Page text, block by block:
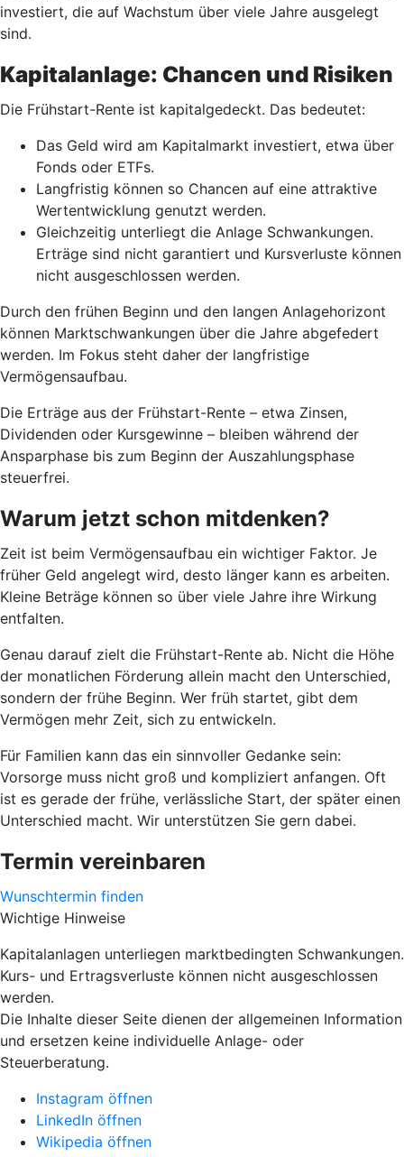
investiert, die auf Wachstum über viele Jahre ausgelegt
sind.
Kapitalanlage: Chancen und Risiken
Die Frühstart-Rente ist kapitalgedeckt. Das bedeutet:
Das Geld wird am Kapitalmarkt investiert, etwa über
Fonds oder ETFs.
Langfristig können so Chancen auf eine attraktive
Wertentwicklung genutzt werden.
Gleichzeitig unterliegt die Anlage Schwankungen.
Erträge sind nicht garantiert und Kursverluste können
nicht ausgeschlossen werden.
Durch den frühen Beginn und den langen Anlagehorizont
können Marktschwankungen über die Jahre abgefedert
werden. Im Fokus steht daher der langfristige
Vermögensaufbau.
Die Erträge aus der Frühstart-Rente – etwa Zinsen,
Dividenden oder Kursgewinne – bleiben während der
Ansparphase bis zum Beginn der Auszahlungsphase
steuerfrei.
Warum jetzt schon mitdenken?
Zeit ist beim Vermögensaufbau ein wichtiger Faktor. Je
früher Geld angelegt wird, desto länger kann es arbeiten.
Kleine Beträge können so über viele Jahre ihre Wirkung
entfalten.
Genau darauf zielt die Frühstart-Rente ab. Nicht die Höhe
der monatlichen Förderung allein macht den Unterschied,
sondern der frühe Beginn. Wer früh startet, gibt dem
Vermögen mehr Zeit, sich zu entwickeln.
Für Familien kann das ein sinnvoller Gedanke sein:
Vorsorge muss nicht groß und kompliziert anfangen. Oft
ist es gerade der frühe, verlässliche Start, der später einen
Unterschied macht. Wir unterstützen Sie gern dabei.
Termin vereinbaren
Wunschtermin finden
Wichtige Hinweise
Kapitalanlagen unterliegen marktbedingten Schwankungen.
Kurs- und Ertragsverluste können nicht ausgeschlossen
werden.
Die Inhalte dieser Seite dienen der allgemeinen Information
und ersetzen keine individuelle Anlage- oder
Steuerberatung.
Instagram öffnen
LinkedIn öffnen
Wikipedia öffnen